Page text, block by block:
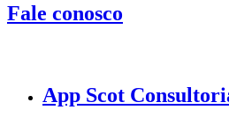
Fale conosco
App Scot